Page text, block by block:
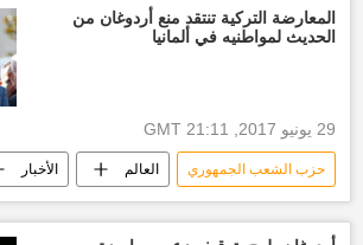
أخبار تركيا اليوم رجب طيب أردوغان
أخبار الاتحاد الأوروبي
المعارضة التركية تنتقد منع أردوغان من
الحديث لمواطنيه في ألمانيا
29 يونيو 2017, 21:11 GMT
حزب الشعب الجمهوري العالم الأخبار
إلقاء كلمة أخبار ألمانيا
رجب طيب أردوغان مجموعة العشرين